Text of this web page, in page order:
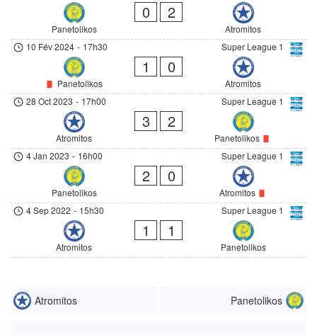
Panetolikos
0 2
Atromitos
Super League 1
10 Fév 2024 - 17h30
Panetolikos
1 0
Atromitos
Super League 1
28 Oct 2023 - 17h00
Atromitos
3 2
Panetolikos
Super League 1
4 Jan 2023 - 16h00
Panetolikos
2 0
Atromitos
Super League 1
4 Sep 2022 - 15h30
Atromitos
1 1
Panetolikos
Atromitos Panetolikos